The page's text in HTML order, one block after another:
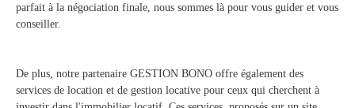
parfait à la négociation finale, nous sommes là pour vous guider et vous
conseiller.
De plus, notre partenaire GESTION BONO offre également des
services de location et de gestion locative pour ceux qui cherchent à